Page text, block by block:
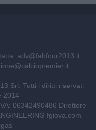
adv@fabfour2013.it
Srl. Tutti i diritti riservati
2014
06342490486 Direttore
fgiova.com